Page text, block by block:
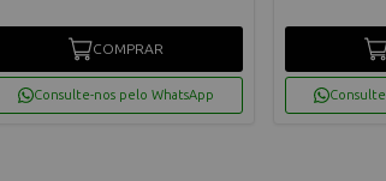
COMPRAR
Consulte-nos pelo WhatsApp